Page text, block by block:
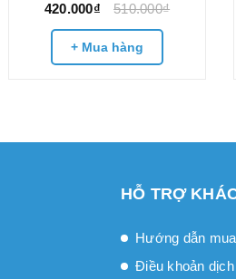
420.000₫
510.000₫
+ Mua hàng
HỖ TRỢ
Hướng dẫn
Điều khoản